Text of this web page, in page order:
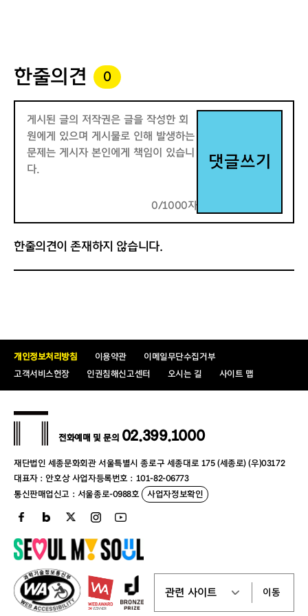
한줄의견 0
0/1000자
댓글쓰기
한줄의견이 존재하지 않습니다.
개인정보처리방침 이용약관
이메일무단수집거부
고객서비스헌장
인권침해신고센터 오시는 길 사이트 맵
재단법인 세종문화회관 서울특별시 종로구 세종대로 175 (세종로) (우)03172
대표자 : 안호상 사업자등록번호 : 101-82-06773
통신판매업신고 : 서울종로-0988호 사업자정보확인
전화예매 및 문의 02.399.1000
이동